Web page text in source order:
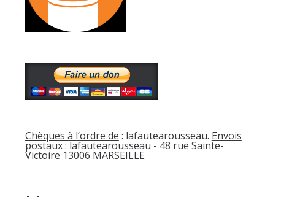
Chèques à l’ordre de : lafautearousseau. Envois
postaux: lafautearousseau - 48 rue Sainte-
Victoire 13006 MARSEILLE